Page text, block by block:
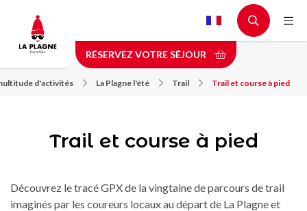
contenu
principal
RÉSERVEZ VOTRE SÉJOUR
d'activités La Plagne l'été Trail Trail et course à pied
Trail et course à pied
Découvrez le tracé GPX de la vingtaine de parcours de trail
imaginés par les coureurs locaux au départ de La Plagne et